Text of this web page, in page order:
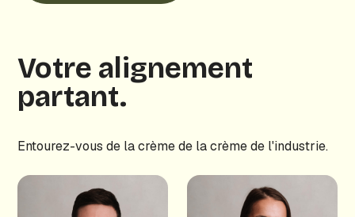
Votre alignement
partant.
Entourez-vous de la crème de la crème de l'industrie.